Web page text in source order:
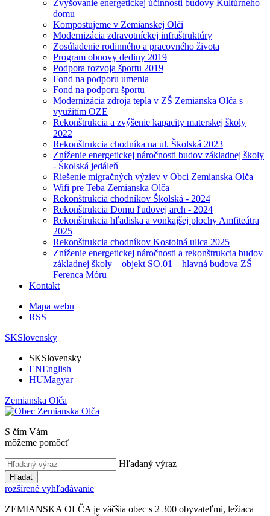
Zvyšovanie energetickej účinnosti budovy Kultúrneho
domu
Kompostujeme v Zemianskej Olči
Modernizácia zdravotníckej infraštruktúry
Zosúladenie rodinného a pracovného života
Program obnovy dediny 2019
Podpora rozvoja športu 2019
Fond na podporu umenia
Fond na podporu športu
Modernizácia zdroja tepla v ZŠ Zemianska Olča s
využitím OZE
Rekonštrukcia a zvýšenie kapacity materskej školy
2022
Rekonštrukcia chodníka na ul. Školská 2023
Zníženie energetickej náročnosti budov základnej školy
- Školská jedáleň
Riešenie migračných výziev v Obci Zemianska Olča
Wifi pre Teba Zemianska Olča
Rekonštrukcia chodníkov Školská - 2024
Rekonštrukcia Domu ľudovej arch - 2024
Rekonštrukcia hľadiska a vonkajšej plochy Amfiteátra
2025
Rekonštrukcia chodníkov Kostolná ulica 2025
Zníženie energetickej náročnosti a rekonštrukcia budov
základnej školy – objekt SO.01 – hlavná budova ZŠ
Ferenca Móru
Kontakt
Mapa webu
RSS
SKSlovensky
SKSlovensky
ENEnglish
HUMagyar
Zemianska Olča
S čím Vám
môžeme pomôcť
Hľadaný výraz
Hľadať
rozšírené vyhľadávanie
ZEMIANSKA OLČA je väčšia obec s 2 300 obyvateľmi, ležiaca